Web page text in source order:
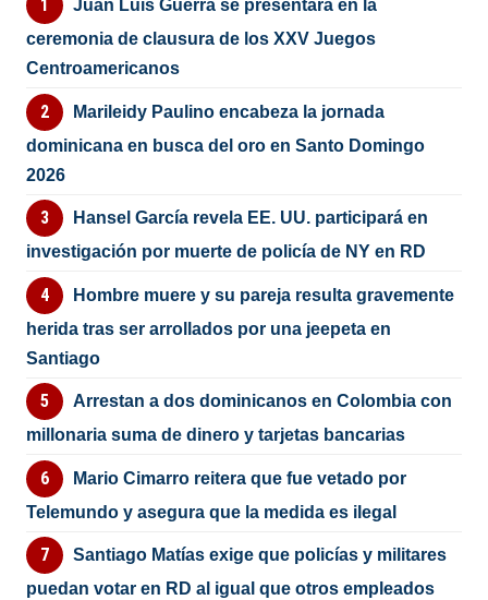
Juan Luis Guerra se presentará en la
ceremonia de clausura de los XXV Juegos
Centroamericanos
Marileidy Paulino encabeza la jornada
dominicana en busca del oro en Santo Domingo
2026
Hansel García revela EE. UU. participará en
investigación por muerte de policía de NY en RD
Hombre muere y su pareja resulta gravemente
herida tras ser arrollados por una jeepeta en
Santiago
Arrestan a dos dominicanos en Colombia con
millonaria suma de dinero y tarjetas bancarias
Mario Cimarro reitera que fue vetado por
Telemundo y asegura que la medida es ilegal
Santiago Matías exige que policías y militares
puedan votar en RD al igual que otros empleados